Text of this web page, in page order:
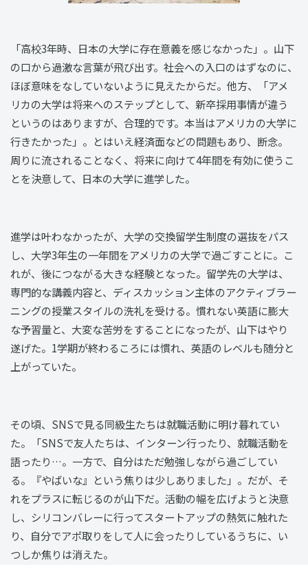
「高校3年時、日本の大学に存在意義を感じなかった」。山下
の口から過激な言葉が飛び出す。社会への入口のはずなのに、
ほぼ意味をなしていないように見えたからだ。他方、「アメ
リカの大学は将来へのステップとして、新卒採用事情が違う
というのはありますが、合理的です。本当はアメリカの大学に
行きたかった」。とはいえ経済面などの問題もあり、断念。
周りに流されることなく、将来に向けて4年間を有効に使うこ
とを決意して、日本の大学に進学した。
進学は叶わなかったが、大学の交換留学生制度の選抜をパス
し、大学3年生の一年間をアメリカの大学で過ごすことに。こ
れが、後につながる大きな経験となった。留学先の大学は、
専門的な講義内容と、ディスカッション主体のアクティブラー
ニングの授業スタイルの洗礼を受ける。慣れない英語に膨大
な予習量と、大変な苦労をすることになったが、山下はやり
遂げた。1学期が終わるころには慣れ、英語のレベルも随分と
上がっていた。
その頃、SNSで見る同級生たちは就職活動に明け暮れてい
た。「SNSで友人たちは、インターン行ったり、就職活動を
語ったり…。一方で、自分はただ勉強しながら過ごしてい
る。『やばいな』という焦りは少しありました」。だが、そ
れをプラスに転じるのが山下だ。活動の幅を広げようと決意
し、シリコンバレーに行ってスタートアップの熱気に触れた
り、自分でアポ取りをして人に会ったりしているうちに、い
つしか焦りは消えた。